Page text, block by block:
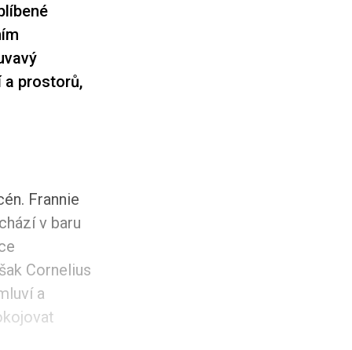
a prostorů,
Frannie
v baru
Cornelius
a